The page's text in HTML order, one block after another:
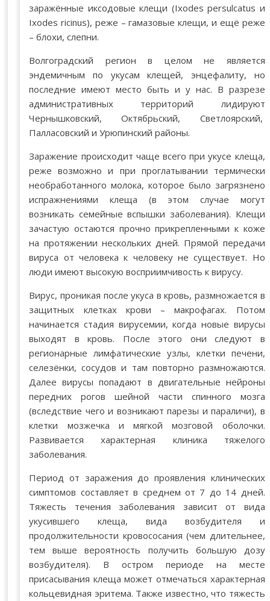
заражённые иксодовые клещи (Ixodes persulcatus и
Ixodes ricinus), реже – гамазовые клещи, и ещё реже
– блохи, слепни.
Волгоградский регион в целом не является
эндемичным по укусам клещей, энцефалиту, но
последние имеют место быть и у нас. В разрезе
административных территорий лидируют
Чернышковский, Октябрьский, Светлоярский,
Палласовский и Урюпинский районы.
Заражение происходит чаще всего при укусе клеща,
реже возможно и при проглатывании термически
необработанного молока, которое было загрязнено
испражнениями клеща (в этом случае могут
возникать семейные вспышки заболевания). Клещи
зачастую остаются прочно прикрепленными к коже
на протяжении нескольких дней. Прямой передачи
вируса от человека к человеку не существует. Но
люди имеют высокую восприимчивость к вирусу.
Вирус, проникая после укуса в кровь, размножается в
защитных клетках крови – макрофагах. Потом
начинается стадия вирусемии, когда новые вирусы
выходят в кровь. После этого они следуют в
регионарные лимфатические узлы, клетки печени,
селезёнки, сосудов и там повторно размножаются.
Далее вирусы попадают в двигательные нейроны
передних рогов шейной части спинного мозга
(вследствие чего и возникают парезы и параличи), в
клетки мозжечка и мягкой мозговой оболочки.
Развивается характерная клиника тяжелого
заболевания.
Период от заражения до проявления клинических
симптомов составляет в среднем от 7 до 14 дней.
Тяжесть течения заболевания зависит от вида
укусившего клеща, вида возбудителя и
продолжительности кровососания (чем длительнее,
тем выше вероятность получить большую дозу
возбудителя). В остром периоде на месте
присасывания клеща может отмечаться характерная
кольцевидная эритема. Также известно, что тяжесть